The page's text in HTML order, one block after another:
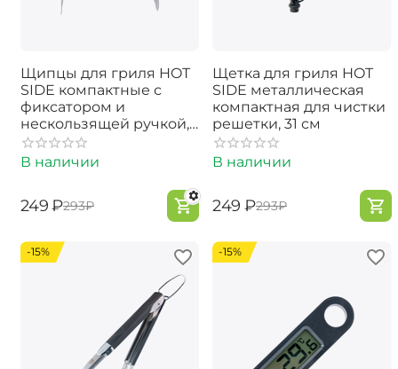
Щипцы для гриля HOT
SIDE компактные с
фиксатором и
нескользящей ручкой,
23 см
В наличии
‍249‍ ₽‍293‍₽
Щетка для гриля HOT
SIDE металлическая
компактная для чистки
решетки, 31 см
В наличии
‍249‍ ₽‍293‍₽
-15% -15%